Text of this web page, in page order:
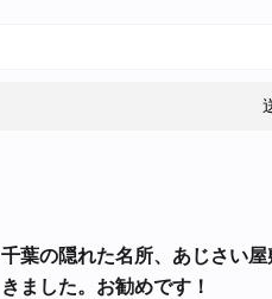
千葉の隠れた名所、あじさい
きました。お勧めです！